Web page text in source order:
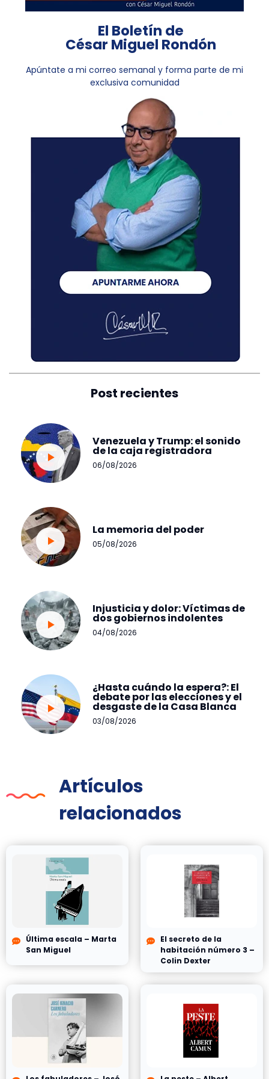
El Boletín de
César Miguel Rondón
Apúntate a mi correo semanal y forma parte de mi
exclusiva comunidad
Post recientes
Venezuela y Trump: el sonido
de la caja registradora
06/08/2026
La memoria del poder
05/08/2026
Injusticia y dolor: Víctimas de
dos gobiernos indolentes
04/08/2026
¿Hasta cuándo la espera?: El
debate por las elecciones y el
desgaste de la Casa Blanca
03/08/2026
Artículos
relacionados
Última escala – Marta
San Miguel
El secreto de la
habitación número 3 –
Colin Dexter